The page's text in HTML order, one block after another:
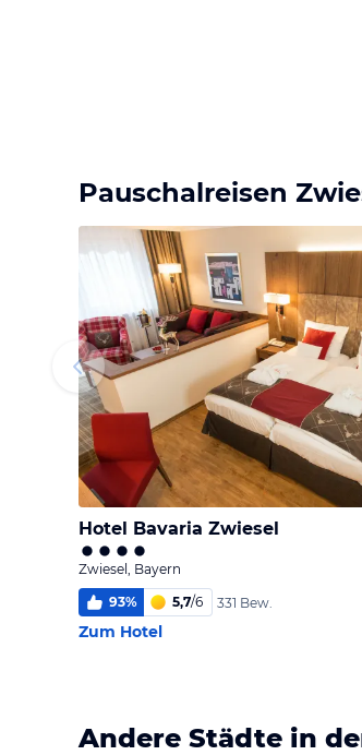
Pauschalreisen
Hotel Bavaria Zwiesel
Zwiesel, Bayern
93% 5,7/6 331 Bew.
Zum Hotel
Andere Städte in